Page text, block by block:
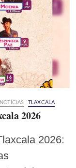
NOTICIAS TLAXCALA
2026
2026: